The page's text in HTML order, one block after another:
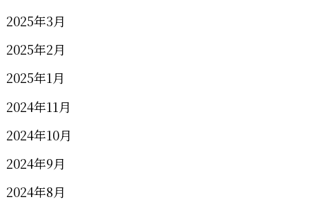
2025年3月
2025年2月
2025年1月
2024年11月
2024年10月
2024年9月
2024年8月